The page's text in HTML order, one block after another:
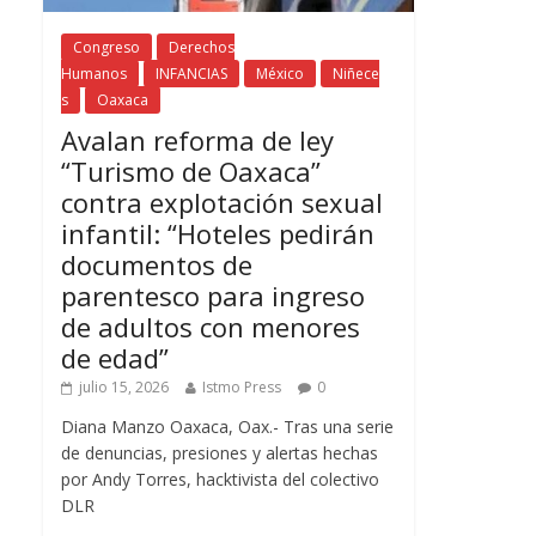
Congreso
Derechos
Humanos
INFANCIAS México
Niñece
s
Oaxaca
Avalan reforma de ley
“Turismo de Oaxaca”
contra explotación sexual
infantil: “Hoteles pedirán
documentos de
parentesco para ingreso
de adultos con menores
de edad”
julio 15, 2026 Istmo Press 0
Diana Manzo Oaxaca, Oax.- Tras una serie
de denuncias, presiones y alertas hechas
por Andy Torres, hacktivista del colectivo
DLR